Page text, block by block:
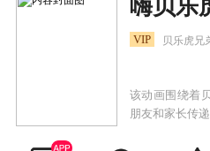
VIP 贝乐虎兄
该动画围绕着
朋友和家长传